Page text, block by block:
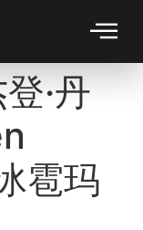
·丹
雹玛